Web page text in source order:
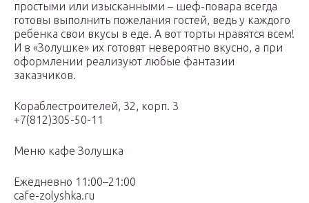
простыми или изысканными – шеф-повара всегда
готовы выполнить пожелания гостей, ведь у каждого
ребенка свои вкусы в еде. А вот торты нравятся всем!
И в «Золушке» их готовят невероятно вкусно, а при
оформлении реализуют любые фантазии
заказчиков.
Кораблестроителей, 32, корп. 3
+7(812)305-50-11
Меню кафе Золушка
Ежедневно 11:00–21:00
cafe-zolyshka.ru